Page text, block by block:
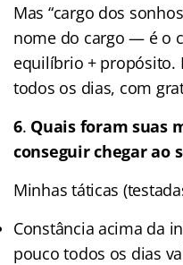
Mas “cargo dos
nome do cargo — é o
equilíbrio + propósito.
todos os dias, com
6. Quais foram suas
conseguir chegar ao
Minhas táticas
Constância acima da
pouco todos os dias